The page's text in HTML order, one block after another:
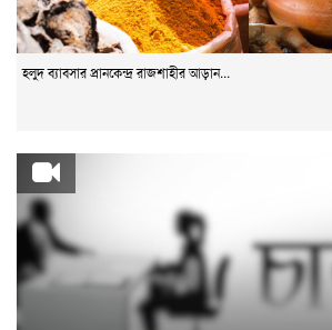
হলুদ ব্যাবসার প্রানকেন্দ্র রাজশাহীর আড়ান...